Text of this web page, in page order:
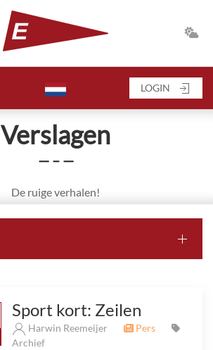
LOGIN
Verslagen
— – —
De ruige verhalen!
Sport kort: Zeilen
Harwin Reemeijer
Pers
Archief